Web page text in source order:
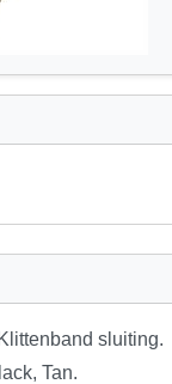
sluiting.
Tan.